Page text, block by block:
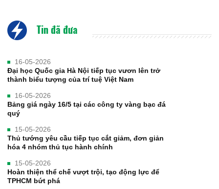
Tin đã đưa
16-05-2026
Đại học Quốc gia Hà Nội tiếp tục vươn lên trở
thành biểu tượng của trí tuệ Việt Nam
16-05-2026
Bảng giá ngày 16/5 tại các công ty vàng bạc đá
quý
15-05-2026
Thủ tướng yêu cầu tiếp tục cắt giảm, đơn giản
hóa 4 nhóm thủ tục hành chính
15-05-2026
Hoàn thiện thể chế vượt trội, tạo động lực để
TPHCM bứt phá